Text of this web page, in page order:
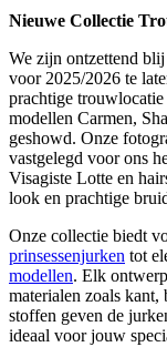
Nieuwe Collectie
We zijn ontzettend
voor 2025/2026 te
prachtige
modellen Carmen,
geshowd. Onze
vastgelegd voor ons
Visagiste Lotte en
look en prachtige
Onze collectie biedt
prinsessenjurken tot
modellen. Elk
materialen zoals kant,
stoffen geven de
ideaal voor jouw